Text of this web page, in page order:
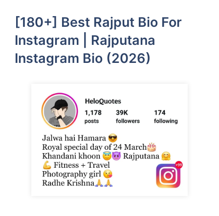
[180+] Best Rajput Bio For
Instagram | Rajputana
Instagram Bio (2026)